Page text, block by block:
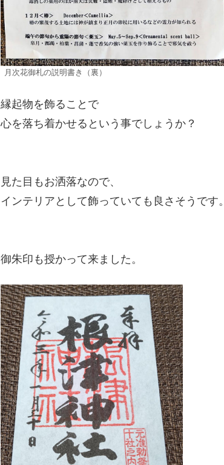
月次花御札の説明書き（裏）
縁起物を飾ることで
心を落ち着かせるという事でしょうか？
見た目もお洒落なので、
インテリアとして飾っていても良さそうです。
御朱印も授かって来ました。